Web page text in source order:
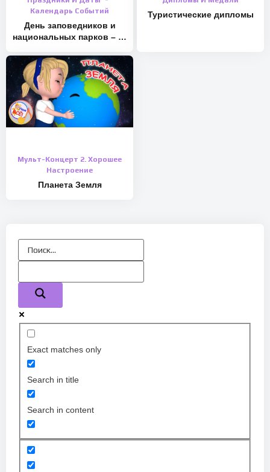
Календарь Событий
День заповедников и
национальных парков – 11
Туристические дипломы
Мульт-Концерт 2. Хорошее
Настроение
Планета Земля
Exact matches only
Search in title
Search in content